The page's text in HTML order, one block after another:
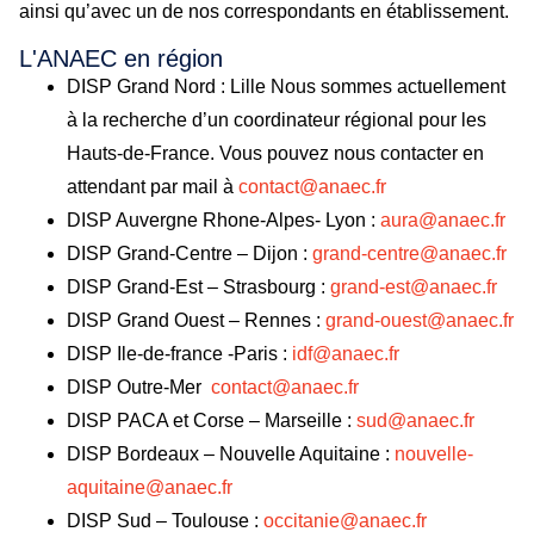
ainsi qu’avec un de nos correspondants en établissement.
L'ANAEC en région
DISP Grand Nord : Lille Nous sommes actuellement
à la recherche d’un coordinateur régional pour les
Hauts-de-France. Vous pouvez nous contacter en
attendant par mail à contact@anaec.fr
DISP Auvergne Rhone-Alpes- Lyon : aura@anaec.fr
DISP Grand-Centre – Dijon : grand-centre@anaec.fr
DISP Grand-Est – Strasbourg : grand-est@anaec.fr
DISP Grand Ouest – Rennes : grand-ouest@anaec.fr
DISP Ile-de-france -Paris : idf@anaec.fr
DISP Outre-Mer contact@anaec.fr
DISP PACA et Corse – Marseille : sud@anaec.fr
DISP Bordeaux – Nouvelle Aquitaine : nouvelle-
aquitaine@anaec.fr
DISP Sud – Toulouse : occitanie@anaec.fr